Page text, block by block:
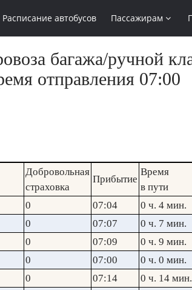
Расписание автобусов Пассажирам
багажа/ручной
отправления 07:00
Добровольная
страховка
Прибытие
Время
в пути
0 07:04
0 ч. 4 мин.
0 07:07
0 ч. 7 мин.
0 07:09
0 ч. 9 мин.
0 07:00
0 ч. 0 мин.
0 07:14
0 ч. 14 мин.